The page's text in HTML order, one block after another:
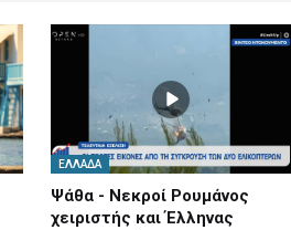
ΕΛΛΆΔΑ
Ψάθα - Νεκροί Ρουμάνος
χειριστής και Έλληνας